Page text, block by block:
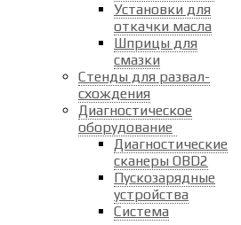
Установки для
откачки масла
Шприцы для
смазки
Стенды для развал-
схождения
Диагностическое
оборудование
Диагностические
сканеры OBD2
Пускозарядные
устройства
Система